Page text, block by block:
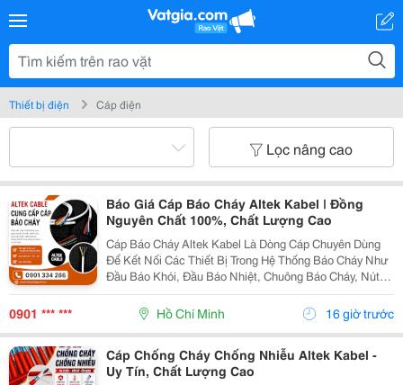
Thiết bị điện Cáp điện
Lọc nâng cao
Báo Giá Cáp Báo Cháy Altek Kabel | Đồng
Nguyên Chất 100%, Chất Lượng Cao
Cáp Báo Cháy Altek Kabel Là Dòng Cáp Chuyên Dùng
Để Kết Nối Các Thiết Bị Trong Hệ Thống Báo Cháy Như
Đầu Báo Khói, Đầu Báo Nhiệt, Chuông Báo Cháy, Nút
Khẩn Cấp Và Tủ Trung Tâm Báo Cháy. Ruột Dẫn Sử
Dụng Đồng Nguyên Chất 100% Giúp Truyền Tín Hiệu...
0901 *** *** Hồ Chí Minh 16 giờ trước
Cáp Chống Cháy Chống Nhiễu Altek Kabel -
Uy Tín, Chất Lượng Cao